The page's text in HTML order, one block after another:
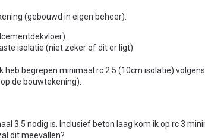
(gebouwd in eigen beheer):
isolatie (niet zeker of dit er ligt)
heb begrepen minimaal rc 2.5 (10cm isolatie)
de bouwtekening).
3.5 nodig is. Inclusief beton laag kom ik op rc 3
dit meevallen?